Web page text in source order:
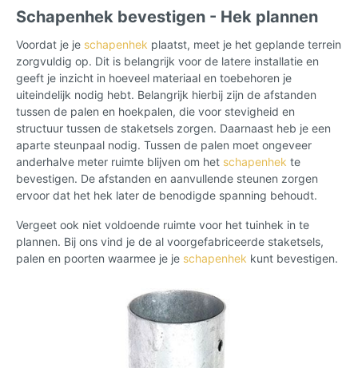
Schapenhek bevestigen - Hek plannen
Voordat je je schapenhek plaatst, meet je het geplande terrein
zorgvuldig op. Dit is belangrijk voor de latere installatie en
geeft je inzicht in hoeveel materiaal en toebehoren je
uiteindelijk nodig hebt. Belangrijk hierbij zijn de afstanden
tussen de palen en hoekpalen, die voor stevigheid en
structuur tussen de staketsels zorgen. Daarnaast heb je een
aparte steunpaal nodig. Tussen de palen moet ongeveer
anderhalve meter ruimte blijven om het schapenhek te
bevestigen. De afstanden en aanvullende steunen zorgen
ervoor dat het hek later de benodigde spanning behoudt.
Vergeet ook niet voldoende ruimte voor het tuinhek in te
plannen. Bij ons vind je de al voorgefabriceerde staketsels,
palen en poorten waarmee je je schapenhek kunt bevestigen.